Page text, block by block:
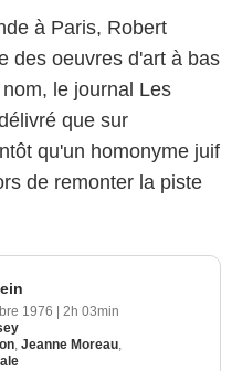
à Paris, Robert
des oeuvres d'art à bas
le journal Les
que sur
qu'un homonyme juif
de remonter la piste
1976
2h 03min
, Jeanne Moreau,